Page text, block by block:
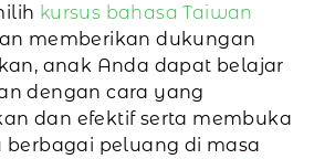
kursus bahasa Taiwan
memberikan dukungan
anak Anda dapat belajar
dengan cara yang
dan efektif serta membuka
berbagai peluang di masa